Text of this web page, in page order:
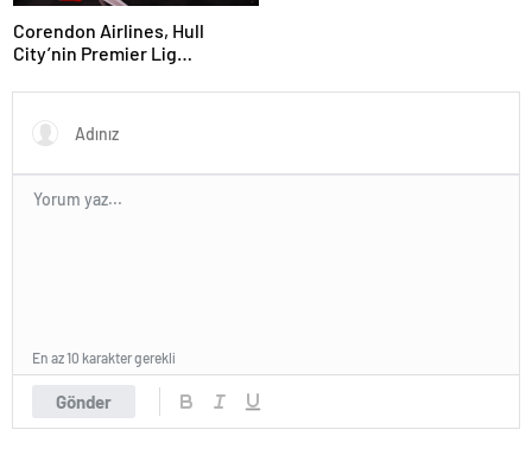
Corendon Airlines, Hull
City’nin Premier Lig
sürdürüyor
Gönder
En az 10 karakter gerekli